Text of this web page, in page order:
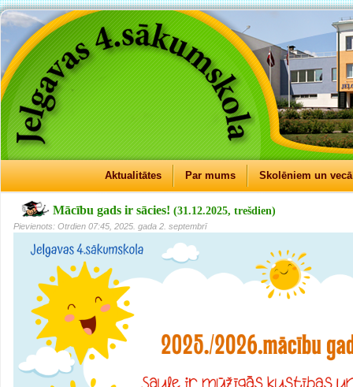
Aktualitātes Par mums Skolēniem un
Mācību gads ir sācies! (31.12.2025, trešdien)
Pievienots: Otrdien 07:45, 2025. gada 2. septembrī